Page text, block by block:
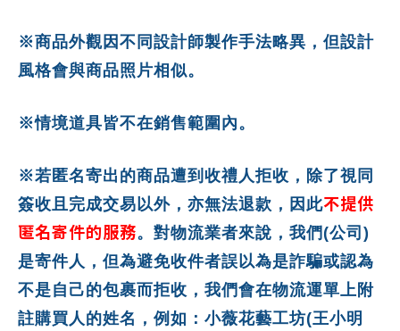
※商品外觀因不同設計師製作手法略異，但設計
風格會與商品照片相似。
※情境道具皆不在銷售範圍內。
※若匿名寄出的商品遭到收禮人拒收，除了視同
簽收且完成交易以外，亦無法退款，因此不提供
匿名寄件的服務。對物流業者來說，我們(公司)
是寄件人，但為避免收件者誤以為是詐騙或認為
不是自己的包裹而拒收，我們會在物流運單上附
註購買人的姓名，例如：小薇花藝工坊(王小明